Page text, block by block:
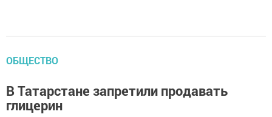
ОБЩЕСТВО
В Татарстане запретили продавать
глицерин